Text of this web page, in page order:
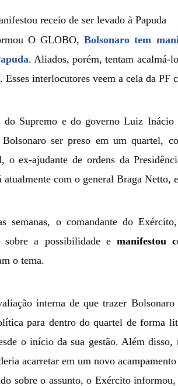
receio de ser levado à Papuda
O GLOBO,Bolsonaro tem
. Aliados, porém, tentam acalmá-
Esses interlocutores veem a cela da PF
do Supremo e do governo Luiz
Bolsonaro ser preso em um quartel,
o ex-ajudante de ordens da
atualmente com o general Braga
semanas, o comandante do
sobre a possibilidade emanifestou
o tema.
interna de que trazer
para dentro do quartel de forma
o início da sua gestão. Além
acarretar em um novo
sobre o assunto, o Exército